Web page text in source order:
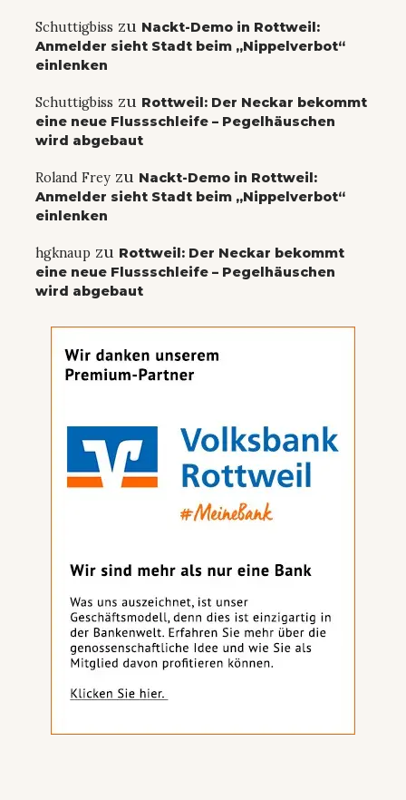
Schuttigbiss zu Nackt-Demo in Rottweil:
Anmelder sieht Stadt beim „Nippelverbot“
einlenken
Schuttigbiss zu Rottweil: Der Neckar bekommt
eine neue Flussschleife – Pegelhäuschen
wird abgebaut
Roland Frey zu Nackt-Demo in Rottweil:
Anmelder sieht Stadt beim „Nippelverbot“
einlenken
hgknaup zu Rottweil: Der Neckar bekommt
eine neue Flussschleife – Pegelhäuschen
wird abgebaut